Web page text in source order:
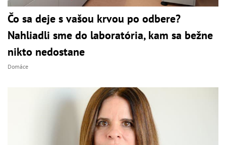
Čo sa deje s vašou krvou po odbere?
Nahliadli sme do laboratória, kam sa bežne
nikto nedostane
Domáce